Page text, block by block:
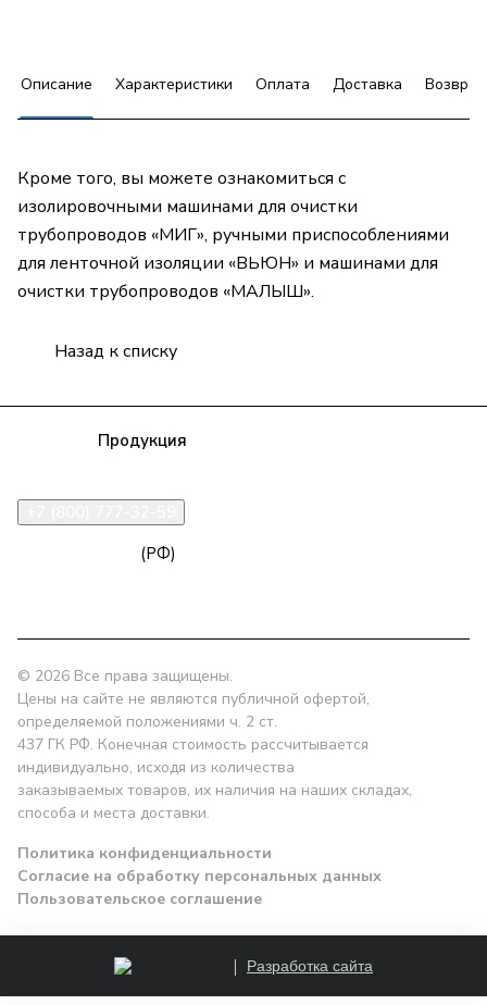
Заказать
Описание Характеристики Оплата Доставка
Кроме того, вы можете ознакомиться с
изолировочными машинами для очистки
трубопроводов «МИГ», ручными приспособлениями
для ленточной изоляции «ВЬЮН» и машинами для
очистки трубопроводов «МАЛЫШ».
Назад к списку
Продукция
(РФ)
© 2026 Все права защищены.
Цены на сайте не являются публичной офертой,
определяемой положениями ч. 2 ст.
437 ГК РФ. Конечная стоимость рассчитывается
индивидуально, исходя из количества
заказываемых товаров, их наличия на наших складах,
способа и места доставки.
Политика конфиденциальности
Согласие на обработку персональных данных
Пользовательское соглашение
Разработка сайта